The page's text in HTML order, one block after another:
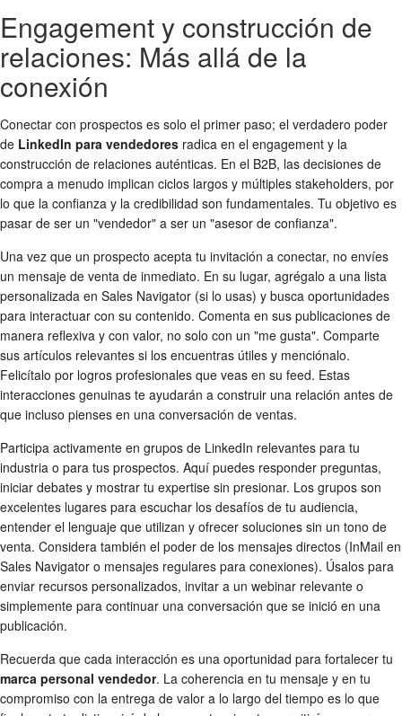
Engagement y construcción de
relaciones: Más allá de la
conexión
Conectar con prospectos es solo el primer paso; el verdadero poder
de LinkedIn para vendedores radica en el engagement y la
construcción de relaciones auténticas. En el B2B, las decisiones de
compra a menudo implican ciclos largos y múltiples stakeholders, por
lo que la confianza y la credibilidad son fundamentales. Tu objetivo es
pasar de ser un "vendedor" a ser un "asesor de confianza".
Una vez que un prospecto acepta tu invitación a conectar, no envíes
un mensaje de venta de inmediato. En su lugar, agrégalo a una lista
personalizada en Sales Navigator (si lo usas) y busca oportunidades
para interactuar con su contenido. Comenta en sus publicaciones de
manera reflexiva y con valor, no solo con un "me gusta". Comparte
sus artículos relevantes si los encuentras útiles y menciónalo.
Felicítalo por logros profesionales que veas en su feed. Estas
interacciones genuinas te ayudarán a construir una relación antes de
que incluso pienses en una conversación de ventas.
Participa activamente en grupos de LinkedIn relevantes para tu
industria o para tus prospectos. Aquí puedes responder preguntas,
iniciar debates y mostrar tu expertise sin presionar. Los grupos son
excelentes lugares para escuchar los desafíos de tu audiencia,
entender el lenguaje que utilizan y ofrecer soluciones sin un tono de
venta. Considera también el poder de los mensajes directos (InMail en
Sales Navigator o mensajes regulares para conexiones). Úsalos para
enviar recursos personalizados, invitar a un webinar relevante o
simplemente para continuar una conversación que se inició en una
publicación.
Recuerda que cada interacción es una oportunidad para fortalecer tu
marca personal vendedor. La coherencia en tu mensaje y en tu
compromiso con la entrega de valor a lo largo del tiempo es lo que